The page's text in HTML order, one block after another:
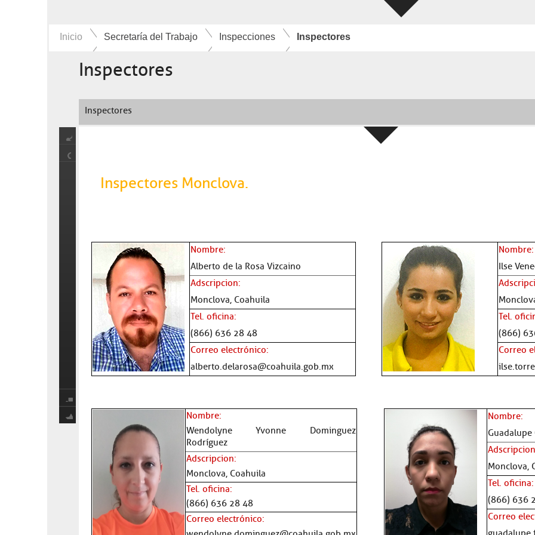
Inicio Secretaría del Trabajo Inspecciones Inspectores
Inspectores
Inspectores
Inspectores Monclova.
Nombre:
Alberto de la Rosa Vizcaino
Adscripcion:
Monclova, Coahuila
Tel. oficina:
(866) 636 28 48
Correo electrónico:
alberto.delarosa@coahuila.gob.mx
Nombre:
Ilse
Tel.
(866)
Correo
Nombre:
Wendolyne Yvonne Dominguez
Rodríguez
Adscripcion:
Monclova, Coahuila
Tel. oficina:
(866) 636 28 48
Correo electrónico:
Nombre:
Guadalupe
Monclova,
Tel. oficina:
(866) 636
Correo